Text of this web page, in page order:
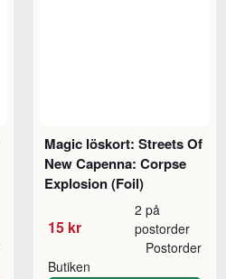
Magic löskort: Streets Of
New Capenna: Corpse
Explosion (Foil)
15 kr
2 på
postorder
Butiken
Postorder